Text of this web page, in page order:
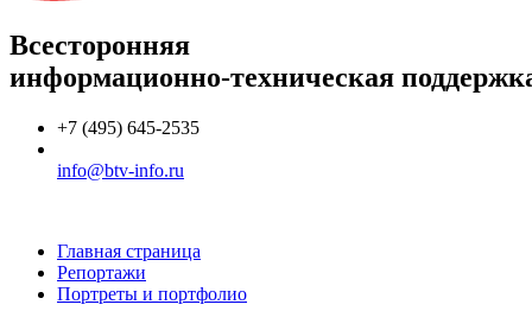
Всесторонняя
информационно-техническая
+7 (495) 645-2535
info@btv-info.ru
Главная страница
Репортажи
Портреты и портфолио